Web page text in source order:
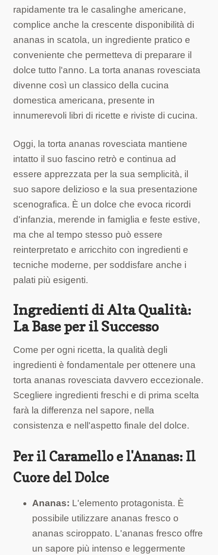
rapidamente tra le casalinghe americane,
complice anche la crescente disponibilità di
ananas in scatola, un ingrediente pratico e
conveniente che permetteva di preparare il
dolce tutto l'anno. La torta ananas rovesciata
divenne così un classico della cucina
domestica americana, presente in
innumerevoli libri di ricette e riviste di cucina.
Oggi, la torta ananas rovesciata mantiene
intatto il suo fascino retrò e continua ad
essere apprezzata per la sua semplicità, il
suo sapore delizioso e la sua presentazione
scenografica. È un dolce che evoca ricordi
d'infanzia, merende in famiglia e feste estive,
ma che al tempo stesso può essere
reinterpretato e arricchito con ingredienti e
tecniche moderne, per soddisfare anche i
palati più esigenti.
Ingredienti di Alta Qualità:
La Base per il Successo
Come per ogni ricetta, la qualità degli
ingredienti è fondamentale per ottenere una
torta ananas rovesciata davvero eccezionale.
Scegliere ingredienti freschi e di prima scelta
farà la differenza nel sapore, nella
consistenza e nell'aspetto finale del dolce.
Per il Caramello e l'Ananas: Il
Cuore del Dolce
Ananas: L'elemento protagonista. È
possibile utilizzare ananas fresco o
ananas sciroppato. L'ananas fresco offre
un sapore più intenso e leggermente